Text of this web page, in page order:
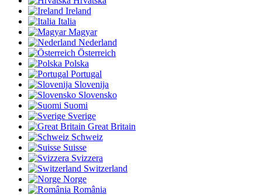
Ireland
Italia
Magyar
Nederland
Österreich
Polska
Portugal
Slovenija
Slovensko
Suomi
Sverige
Great Britain
Schweiz
Suisse
Svizzera
Switzerland
Norge
România